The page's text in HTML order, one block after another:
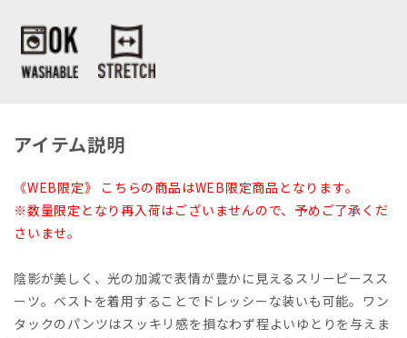
アイテム説明
《WEB限定》 こちらの商品はWEB限定商品となります。
※数量限定となり再入荷はございませんので、予めご了承くだ
さいませ。
陰影が美しく、光の加減で表情が豊かに見えるスリーピースス
ーツ。ベストを着用することでドレッシーな装いも可能。ワン
タックのパンツはスッキリ感を損なわず程よいゆとりを与えま